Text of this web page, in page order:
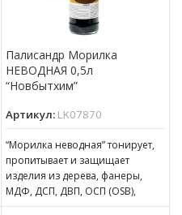
Палисандр Морилка
НЕВОДНАЯ 0,5л
“Новбытхим”
Артикул: LK07870
“Морилка неводная” тонирует,
пропитывает и защищает
изделия из дерева, фанеры,
МДФ, ДСП, ДВП, ОСП (OSB),
эксплуатирующиеся в